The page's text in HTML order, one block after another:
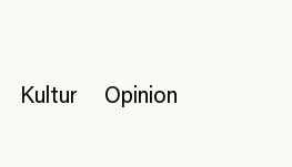
Kultur Opinion